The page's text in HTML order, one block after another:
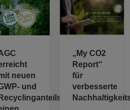
neuen
und
Recyclinganteilswerten
„My CO2
Report“
für
verbesserte